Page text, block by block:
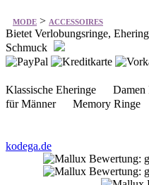
MODE > ACCESSOIRES
Bietet Verlobungsringe,
Schmuck
Klassische Eheringe
für Männer Memory
kodega.de